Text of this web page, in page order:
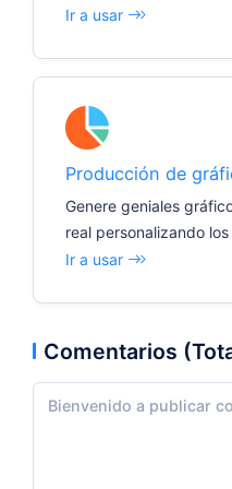
e imágenes con un
Ir a usar
Producción de
Genere geniales
real personalizando
e imágenes con un
Ir a usar
Comentarios